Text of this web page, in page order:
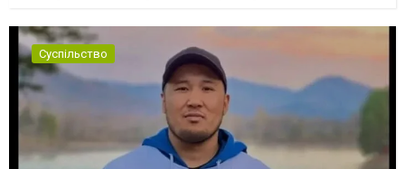
Суспільство